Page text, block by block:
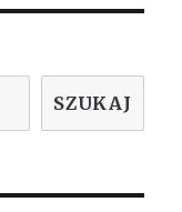
SZUKAJ